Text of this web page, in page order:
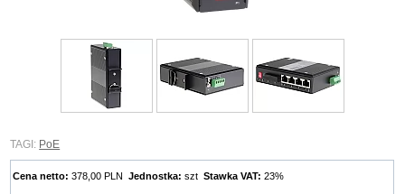
TAGI: PoE
Cena netto: 378,00 PLNJednostka: sztStawka VAT: 23%